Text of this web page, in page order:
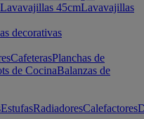
Lavavajillas 45cmLavavajillas
decorativas
CafeterasPlanchas de
de CocinaBalanzas de
EstufasRadiadoresCalefactores